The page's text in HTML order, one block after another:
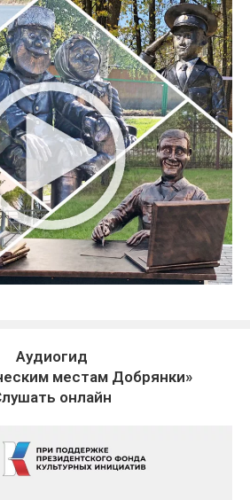
Аудиогид
местам Добрянки»
онлайн